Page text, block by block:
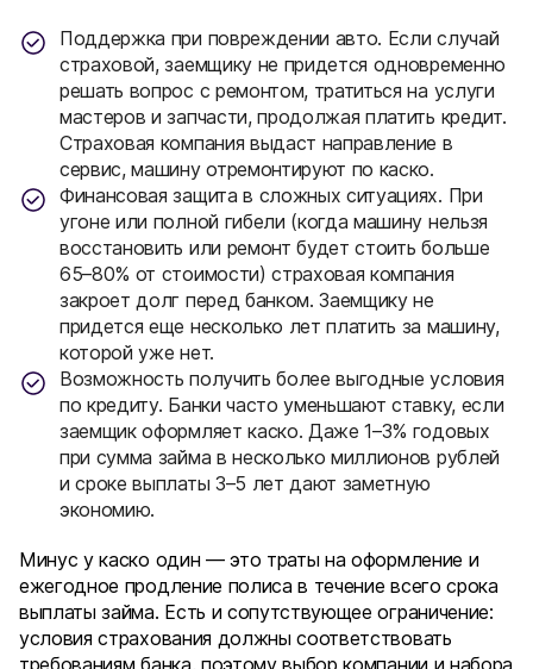
Поддержка при повреждении авто. Если случай
страховой, заемщику не придется одновременно
решать вопрос с ремонтом, тратиться на услуги
мастеров и запчасти, продолжая платить кредит.
Страховая компания выдаст направление в
сервис, машину отремонтируют по каско.
Финансовая защита в сложных ситуациях. При
угоне или полной гибели (когда машину нельзя
восстановить или ремонт будет стоить больше
65–80% от стоимости) страховая компания
закроет долг перед банком. Заемщику не
придется еще несколько лет платить за машину,
которой уже нет.
Возможность получить более выгодные условия
по кредиту. Банки часто уменьшают ставку, если
заемщик оформляет каско. Даже 1–3% годовых
при сумма займа в несколько миллионов рублей
и сроке выплаты 3–5 лет дают заметную
экономию.
Минус у каско один — это траты на оформление и
ежегодное продление полиса в течение всего срока
выплаты займа. Есть и сопутствующее ограничение:
условия страхования должны соответствовать
требованиям банка, поэтому выбор компании и набора